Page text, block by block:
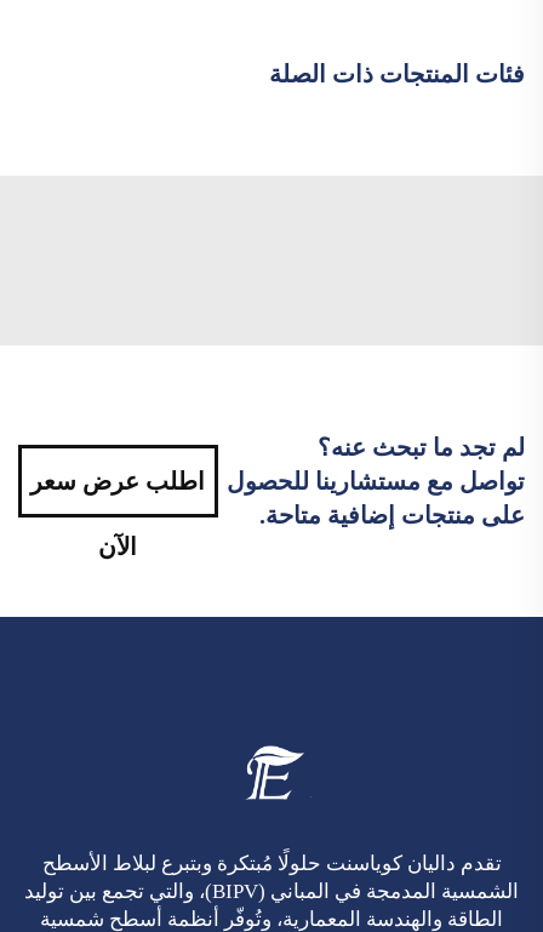
فئات المنتجات ذات الصلة
لم تجد ما تبحث عنه؟
تواصل مع مستشارينا للحصول
على منتجات إضافية متاحة.
اطلب عرض سعر
الآن
تقدم داليان كوياسنت حلولًا مُبتكرة وبتبرع لبلاط الأسطح
الشمسية المدمجة في المباني (BIPV)، والتي تجمع بين توليد
الطاقة والهندسة المعمارية، وتُوفّر أنظمة أسطح شمسية